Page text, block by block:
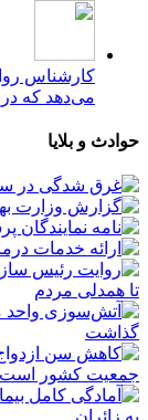
کارشناس
می‌دهد که
حوادث و بلایا